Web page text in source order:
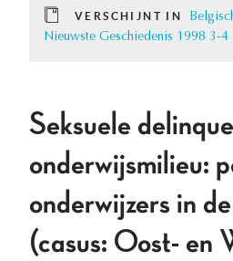
VERSCHIJNT IN
Nieuwste Geschiedenis 1998 3-4
Seksuele
onderwijsmilieu:
onderwijzers in
(casus: Oost- en